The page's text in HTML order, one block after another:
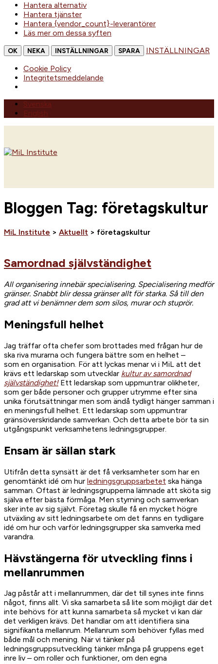
Hantera alternativ
Hantera tjänster
Hantera {vendor_count}-leverantörer
Läs mer om dessa syften
OK NEKA INSTÄLLNINGAR SPARA
INSTÄLLNINGAR
Cookie Policy
Integritetsmeddelande
Skip
Svenska
English
Home
Bloggen Tag: företagskultur
MiL Institute > Aktuellt > företagskultur
Samordnad självständighet
All organisering innebär specialisering. Specialisering medför
gränser. Snabbt blir dessa gränser allt för starka. Så till den
grad att vi benämner dem som silos, murar och stuprör.
Meningsfull helhet
Jag träffar ofta chefer som brottades med frågan hur de
ska riva murarna och fungera bättre som en helhet –
som en organisation. För att lyckas menar vi i MiL att det
krävs ett ledarskap som utvecklar kultur av samordnad
självständighet!Ett ledarskap som uppmuntrar olikheter,
som ger både personer och grupper utrymme efter sina
unika förutsättningar men som ändå tydligt hänger samman i
en meningsfull helhet. Ett ledarskap som uppmuntrar
gränsöverskridande samverkan. Och detta arbete bör ta sin
utgångspunkt verksamhetens ledningsgrupper.
Ensam är sällan stark
Utifrån detta synsätt är det få verksamheter som har en
genomtänkt idé om hur ledningsgruppsarbetet ska hänga
samman. Oftast är ledningsgrupperna lämnade att sköta sig
själva efter bästa förmåga. Men styrning och samverkan
sker inte av sig självt. Företag skulle få en mycket högre
utväxling av sitt ledningsarbete om det fanns en tydligare
idé om hur och varför ledningsgrupper ska samverka med
varandra.
Hävstängerna för utveckling finns i
mellanrummen
Jag påstår att i mellanrummen, där det till synes inte finns
något, finns allt. Vi ska samarbeta så lite som möjligt där det
inte behövs för att kunna samarbeta så mycket vi kan där
det verkligen krävs. Det handlar om att identifiera sina
signifikanta mellanrum. Mellanrum som behöver fyllas med
både mål och mening. När vi tänker på
ledningsgruppsutveckling tänker många på gruppens eget
inre liv – om roller och funktioner, om den egna